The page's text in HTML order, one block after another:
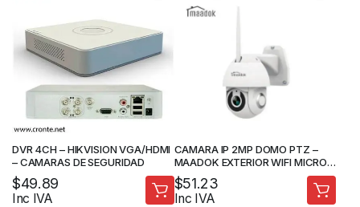
DVR 4CH – HIKVISION VGA/HDMI
– CAMARAS DE SEGURIDAD
$49.89
Inc IVA
CAMARA IP 2MP DOMO PTZ –
MAADOK EXTERIOR WIFI MICRO
SD AUDIO 2 VIAS -MAA-M1EX2
$51.23
Inc IVA